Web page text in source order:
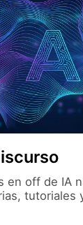
en off de IA
tutoriales